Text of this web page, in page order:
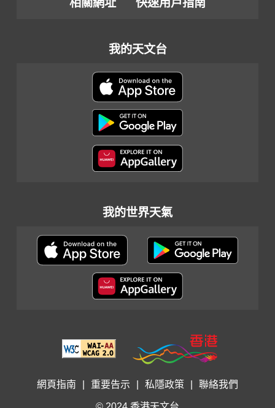
相關網址
快速用戶指南
我的天文台
我的世界天氣
網頁指南 重要告示 私隱政策 聯絡我們